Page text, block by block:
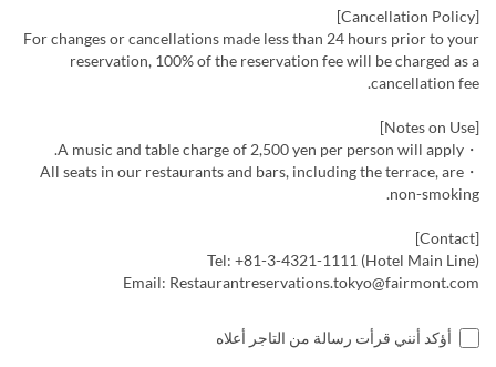
[Cancellation Policy]
For changes or cancellations made less than 24 hours prior to your
reservation, 100% of the reservation fee will be charged as a
cancellation fee.
[Notes on Use]
・A music and table charge of 2,500 yen per person will apply.
・All seats in our restaurants and bars, including the terrace, are
non-smoking.
[Contact]
Tel: +81-3-4321-1111 (Hotel Main Line)
Email: Restaurantreservations.tokyo@fairmont.com
أؤكد أنني قرأت رسالة من التاجر أعلاه